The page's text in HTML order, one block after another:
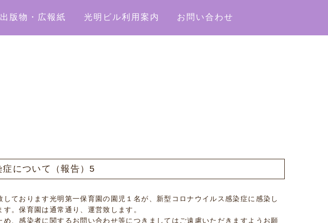
出版物・広報紙 光明ビル利用案内 お問い合わせ
について（報告）5
ております光明第一保育園の園児１名が、新型コロナウイルス感染症に感染し
。保育園は通常通り、運営致します。
、感染者に関するお問い合わせ等につきましてはご遠慮いただきますようお願